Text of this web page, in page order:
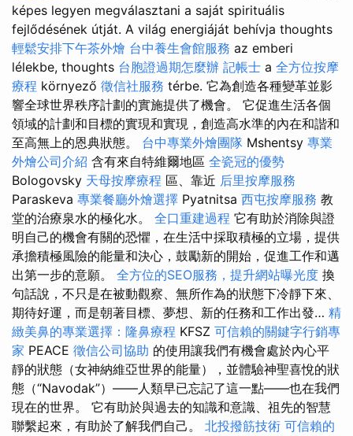
képes legyen megválasztani a saját spirituális
fejlődésének útját. A világ energiáját behívja thoughts
輕鬆安排下午茶外燴 台中養生會館服務 az emberi
lélekbe, thoughts 台胞證過期怎麼辦 記帳士 a 全方位按摩
療程 környező 徵信社服務 térbe. 它為創造各種變革並影
響全球世界秩序計劃的實施提供了機會。 它促進生活各個
領域的計劃和目標的實現和實現，創造高水準的內在和諧和
至高無上的恩典狀態。 台中專業外燴團隊 Mshentsy 專業
外燴公司介紹 含有來自特維爾地區 全瓷冠的優勢
Bologovsky 天母按摩療程 區、靠近 后里按摩服務
Paraskeva 專業餐廳外燴選擇 Pyatnitsa 西屯按摩服務 教
堂的治療泉水的極化水。 全口重建過程 它有助於消除與證
明自己的機會有關的恐懼，在生活中採取積極的立場，提供
承擔積極風險的能量和決心，鼓勵新的開始，促進工作和邁
出第一步的意願。 全方位的SEO服務，提升網站曝光度 換
句話說，不只是在被動觀察、無所作為的狀態下冷靜下來、
期待好運，而是朝著目標、夢想、新的任務和工作出發… 精
緻美鼻的專業選擇：隆鼻療程 KFSZ 可信賴的關鍵字行銷專
家 PEACE 徵信公司協助 的使用讓我們有機會處於內心平
靜的狀態（女神納維亞世界的能量），並體驗神聖喜悅的狀
態（“Navodak”）——人類早已忘記了這一點——也在我們
現在的世界。 它有助於與過去的知識和意識、祖先的智慧
聯繫起來，有助於了解我們自己。 北投撥筋技術 可信賴的